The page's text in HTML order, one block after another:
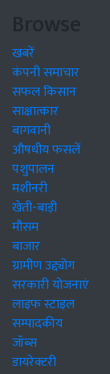
Browse
खबरें
कंपनी समाचार
सफल किसान
साक्षात्कार
बागवानी
औषधीय फसलें
पशुपालन
मशीनरी
खेती-बाड़ी
मौसम
बाजार
ग्रामीण उद्द्योग
सरकारी योजनाएं
लाइफ स्टाइल
सम्पादकीय
जॉब्स
डायरेक्टरी